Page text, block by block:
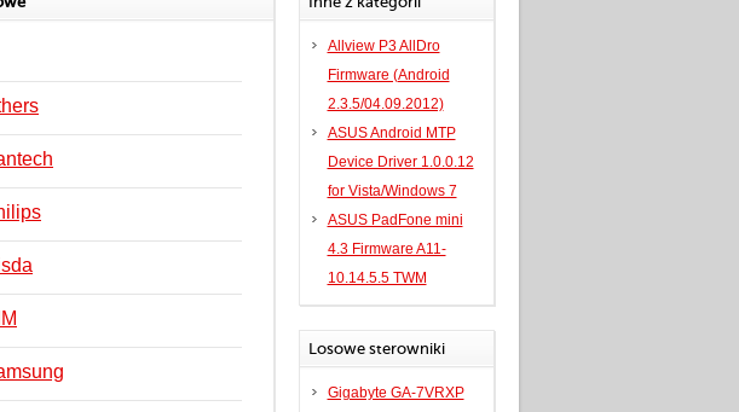
Allview P3 AllDro
Firmware (Android
2.3.5/04.09.2012)
ASUS Android MTP
Device Driver 1.0.0.12
for Vista/Windows 7
ASUS PadFone mini
4.3 Firmware A11-
10.14.5.5 TWM
Losowe sterowniki
Gigabyte GA-7VRXP